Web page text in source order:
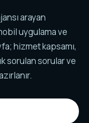
arayan
uygulama ve
hizmet kapsamı,
sorulan sorular ve